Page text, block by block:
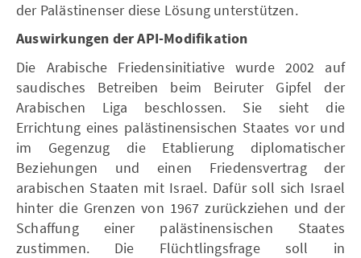
der Palästinenser diese Lösung unterstützen.
Auswirkungen der API-Modifikation
Die Arabische Friedensinitiative wurde 2002 auf
saudisches Betreiben beim Beiruter Gipfel der
Arabischen Liga beschlossen. Sie sieht die
Errichtung eines palästinensischen Staates vor und
im Gegenzug die Etablierung diplomatischer
Beziehungen und einen Friedensvertrag der
arabischen Staaten mit Israel. Dafür soll sich Israel
hinter die Grenzen von 1967 zurückziehen und der
Schaffung einer palästinensischen Staates
zustimmen. Die Flüchtlingsfrage soll in